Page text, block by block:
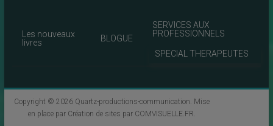
Les nouveaux
livres
BLOGUE
SERVICES AUX
PROFESSIONNELS
SPECIAL THERAPEUTES
Copyright © 2026 Quartz-productions-communication. Mise
en place par Création de sites par COMVISUELLE.FR.